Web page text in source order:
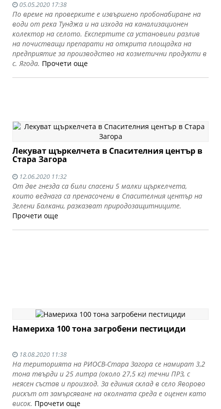
05.05.2020 17:38
По време на проверките е извършено пробонабиране на
води от река Тунджа и на изхода на канализационен
колектор на селото. Експертите са установили разлив
на почистващи препарати на открита площадка на
предприятие за производство на козметични продукти в
с. Ягода. Прочети още
Лекуват щъркелчета в Спасителния център в
Стара Загора
12.06.2020 11:32
От две гнезда са били спасени 5 малки щъркелчета,
които веднага са пренасочени в Спасителния център на
Зелени Балкани, разказват природозащитниците.
Прочети още
Намериха 100 тона загробени пестициди
18.08.2020 11:38
На територията на РИОСВ-Стара Загора се намират 3,2
тона твърди и 25 литра (около 27,5 кг) течни ПРЗ, с
неясен състав и произход. За единия склад в сeло Яворово
рискът от замърсяване на околната среда е оценен като
висок. Прочети още